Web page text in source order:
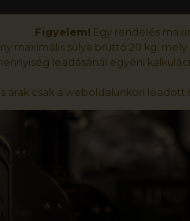
Figyelem! Egy rendelés
maximális súlya bruttó 20 kg,
leadásánál egyéni
árak csak a weboldalunkon